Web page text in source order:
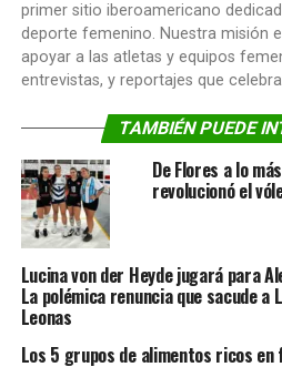
primer sitio iberoamericano
deporte femenino. Nuestra misión
apoyar a las atletas y equipos
entrevistas, y reportajes que
TAMBIÉN PUEDE
De Flores a lo
revolucionó el
Lucina von der Heyde jugará para
La polémica renuncia que sacude a
Leonas
Los 5 grupos de alimentos ricos en